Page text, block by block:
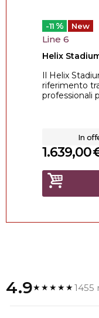
-11 % New
Line 6
Helix
Il Helix
riferimento
professionali
In
1.639,00
4.9★★★★★1455